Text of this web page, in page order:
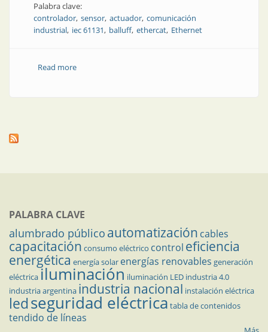
Palabra clave:
controlador sensor actuador comunicación
industrial iec 61131 balluff ethercat Ethernet
Read moreabout Ventajas de la tecnología IO-Link
PALABRA CLAVE
alumbrado público automatización cables
capacitación consumo eléctrico control eficiencia
energética energía solar energías renovables generación
eléctricailuminación iluminación LED industria 4.0
industria argentina industria nacional instalación eléctrica
ledseguridad eléctrica tabla de contenidos
tendido de líneas